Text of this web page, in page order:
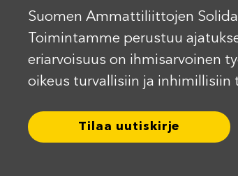
Suomen Ammattiliittojen
Toimintamme perustuu
eriarvoisuus on ihmisarvoinen
oikeus turvallisiin ja inhimillisiin
Tilaa uutiskirje